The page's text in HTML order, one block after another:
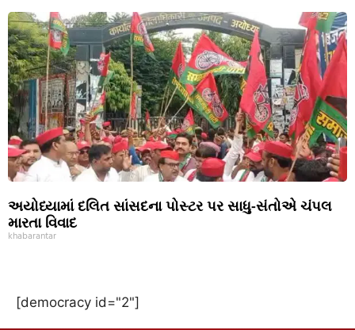
અયોધ્યામાં દલિત સાંસદના પોસ્ટર પર સાધુ-સંતોએ ચંપલ
મારતા વિવાદ
khabarantar
[democracy id="2"]